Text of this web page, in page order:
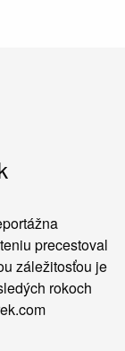
precestoval
záležitosťou je
rokoch